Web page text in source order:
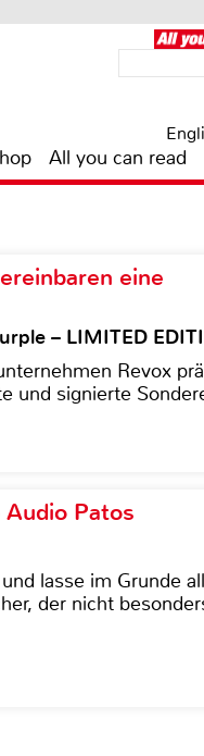
All you can read
eine
– LIMITED
Revox
und signierte
Patos
lasse im Grunde
der nicht